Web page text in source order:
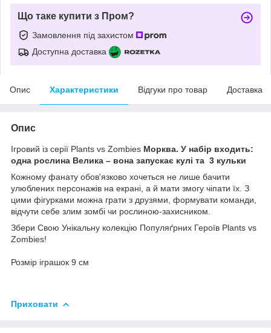
Що таке купити з Пром?
Замовлення під захистом
Доступна доставка
Опис Характеристики Відгуки про товар Доставка
Опис
Ігровий із серії Plants vs Zombies Морква. У набір входить:
одна рослина Велика – вона запускає кулі та 3 кульки
Кожному фанату обов'язково хочеться не лише бачити
улюблених персонажів на екрані, а й мати змогу чіпати їх. З
цими фігурками можна грати з друзями, формувати команди,
відчути себе злим зомбі чи рослиною-захисником.
Збери Свою Унікальну колекцію Популяґрних Героїв Plants vs
Zombies!
Розмір іграшок 9 см
Приховати